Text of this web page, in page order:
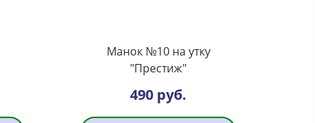
Манок №10 на утку
"Престиж"
490 руб.